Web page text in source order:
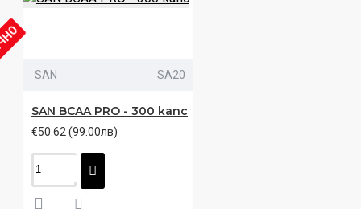
SAN SA20
SAN BCAA PRO - 300 капс
€50.62 (99.00лв)